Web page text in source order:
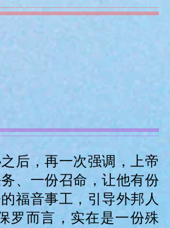
后，再一次强调，上帝
、一份召命，让他有份
福音事工，引导外邦人
罗而言，实在是一份殊